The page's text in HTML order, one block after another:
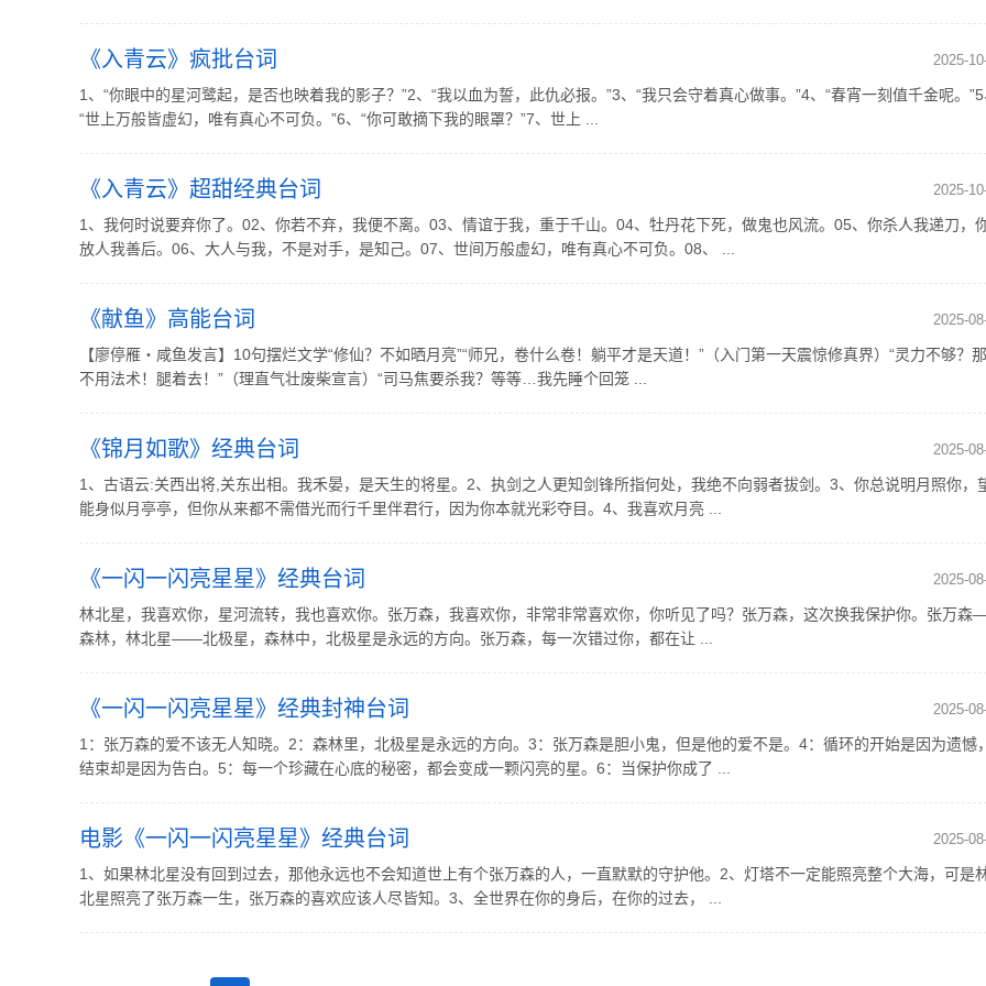
2025-
《入青云》疯批台词
1、“你眼中的星河鹭起，是否也映着我的影子？”2、“我以血为誓，此仇必报。”3、“我只会守着真心做事。”4、“春宵一刻值千金呢。”5
“世上万般皆虚幻，唯有真心不可负。”6、“你可敢摘下我的眼罩？”7、世上 ...
2025-
《入青云》超甜经典台词
1、我何时说要弃你了。02、你若不弃，我便不离。03、情谊于我，重于千山。04、牡丹花下死，做鬼也风流。05、你杀人我递刀，
放人我善后。06、大人与我，不是对手，是知己。07、世间万般虚幻，唯有真心不可负。08、 ...
2025-
《献鱼》高能台词
【廖停雁・咸鱼发言】10句摆烂文学“修仙？不如晒月亮”“师兄，卷什么卷！躺平才是天道！”（入门第一天震惊修真界）“灵力不够？
不用法术！腿着去！”（理直气壮废柴宣言）“司马焦要杀我？等等…我先睡个回笼 ...
2025-
《锦月如歌》经典台词
1、古语云:关西出将,关东出相。我禾晏，是天生的将星。2、执剑之人更知剑锋所指何处，我绝不向弱者拔剑。3、你总说明月照你，
能身似月亭亭，但你从来都不需借光而行千里伴君行，因为你本就光彩夺目。4、我喜欢月亮 ...
2025-
《一闪一闪亮星星》经典台词
林北星，我喜欢你，星河流转，我也喜欢你。张万森，我喜欢你，非常非常喜欢你，你听见了吗？张万森，这次换我保护你。张万
森林，林北星——北极星，森林中，北极星是永远的方向。张万森，每一次错过你，都在让 ...
2025-
《一闪一闪亮星星》经典封神台词
1：张万森的爱不该无人知晓。2：森林里，北极星是永远的方向。3：张万森是胆小鬼，但是他的爱不是。4：循环的开始是因为遗憾，
结束却是因为告白。5：每一个珍藏在心底的秘密，都会变成一颗闪亮的星。6：当保护你成了 ...
2025-
电影《一闪一闪亮星星》经典台词
1、如果林北星没有回到过去，那他永远也不会知道世上有个张万森的人，一直默默的守护他。2、灯塔不一定能照亮整个大海，可是
北星照亮了张万森一生，张万森的喜欢应该人尽皆知。3、全世界在你的身后，在你的过去， ...